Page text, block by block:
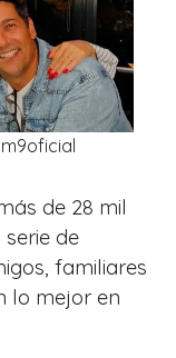
de 28 mil
de
familiares
lo mejor en